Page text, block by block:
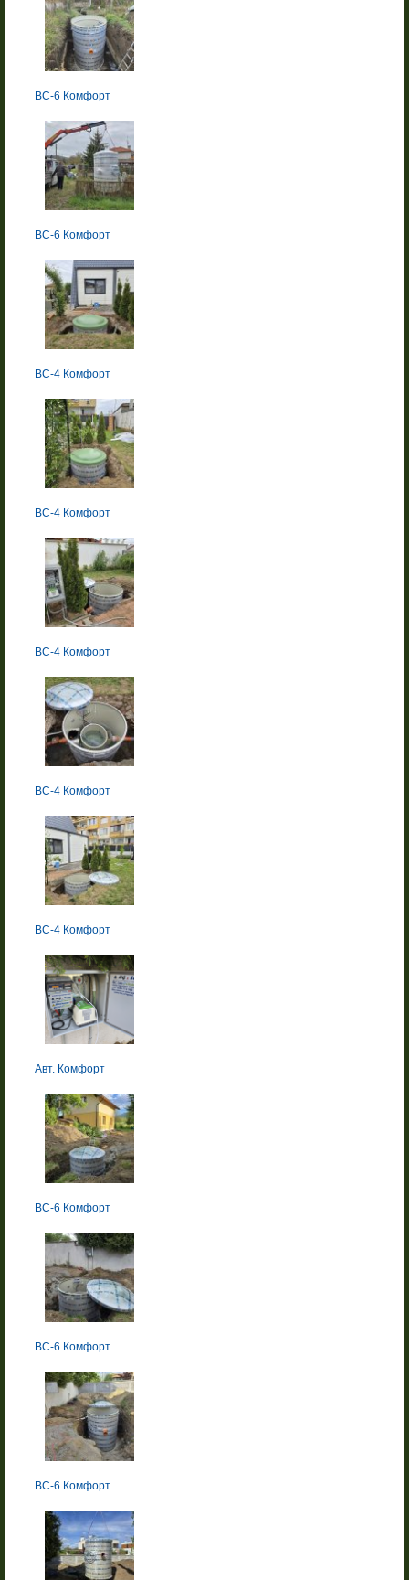
BC-6 Комфорт
BC-6 Комфорт
BC-4 Комфорт
BC-4 Комфорт
BC-4 Комфорт
BC-4 Комфорт
BC-4 Комфорт
Авт. Комфорт
BC-6 Комфорт
BC-6 Комфорт
BC-6 Комфорт